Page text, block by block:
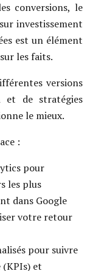
conversions, le
investissement
est un élément
les faits.
versions
et de stratégies
le mieux.
:
pour
les plus
dans Google
votre retour
pour suivre
et